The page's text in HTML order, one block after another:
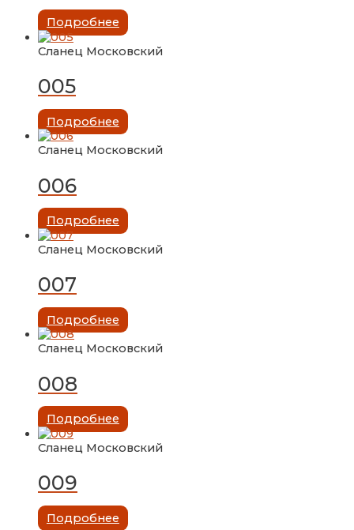
Подробнее
Сланец Московский
005
Подробнее
Сланец Московский
006
Подробнее
Сланец Московский
007
Подробнее
Сланец Московский
008
Подробнее
Сланец Московский
009
Подробнее